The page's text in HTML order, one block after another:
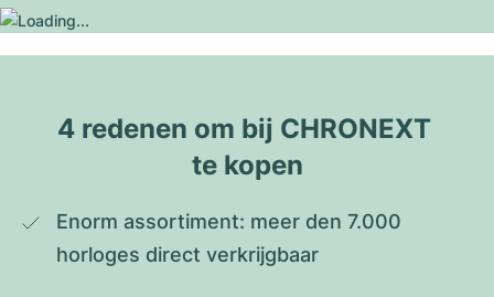
4 redenen om bij CHRONEXT
te kopen
Enorm assortiment: meer den 7.000
horloges direct verkrijgbaar